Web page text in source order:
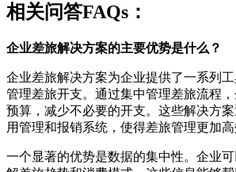
相关问答FAQs：
企业差旅解决方案的主要优势是什么？
企业差旅解决方案为企业提供了一系列
管理差旅开支。通过集中管理差旅流程
预算，减少不必要的开支。这些解决方
用管理和报销系统，使得差旅管理更加高
一个显著的优势是数据的集中性。企业